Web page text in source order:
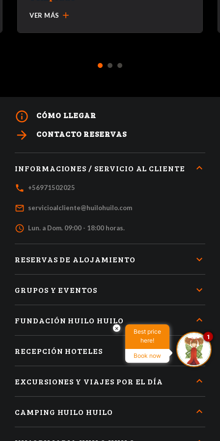
VER MÁS add
1 2 3
info_outline CÓMO LLEGAR
arrow_forward CONTACTO RESERVAS
INFORMACIONES / SERVICIO AL CLIENTE
local_phone +56971502025
mail_outline servicioalcliente@huilohuilo.com
access_time Lun. a Dom. 09:00 - 18:00 horas.
RESERVAS DE ALOJAMIENTO
GRUPOS Y EVENTOS
FUNDACIÓN HUILO HUILO
RECEPCIÓN HOTELES
EXCURSIONES Y VIAJES POR EL DÍA
CAMPING HUILO HUILO
×
Best price
here!
Book now
1